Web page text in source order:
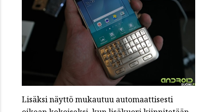
Lisäksi näyttö mukautuu automaattisesti